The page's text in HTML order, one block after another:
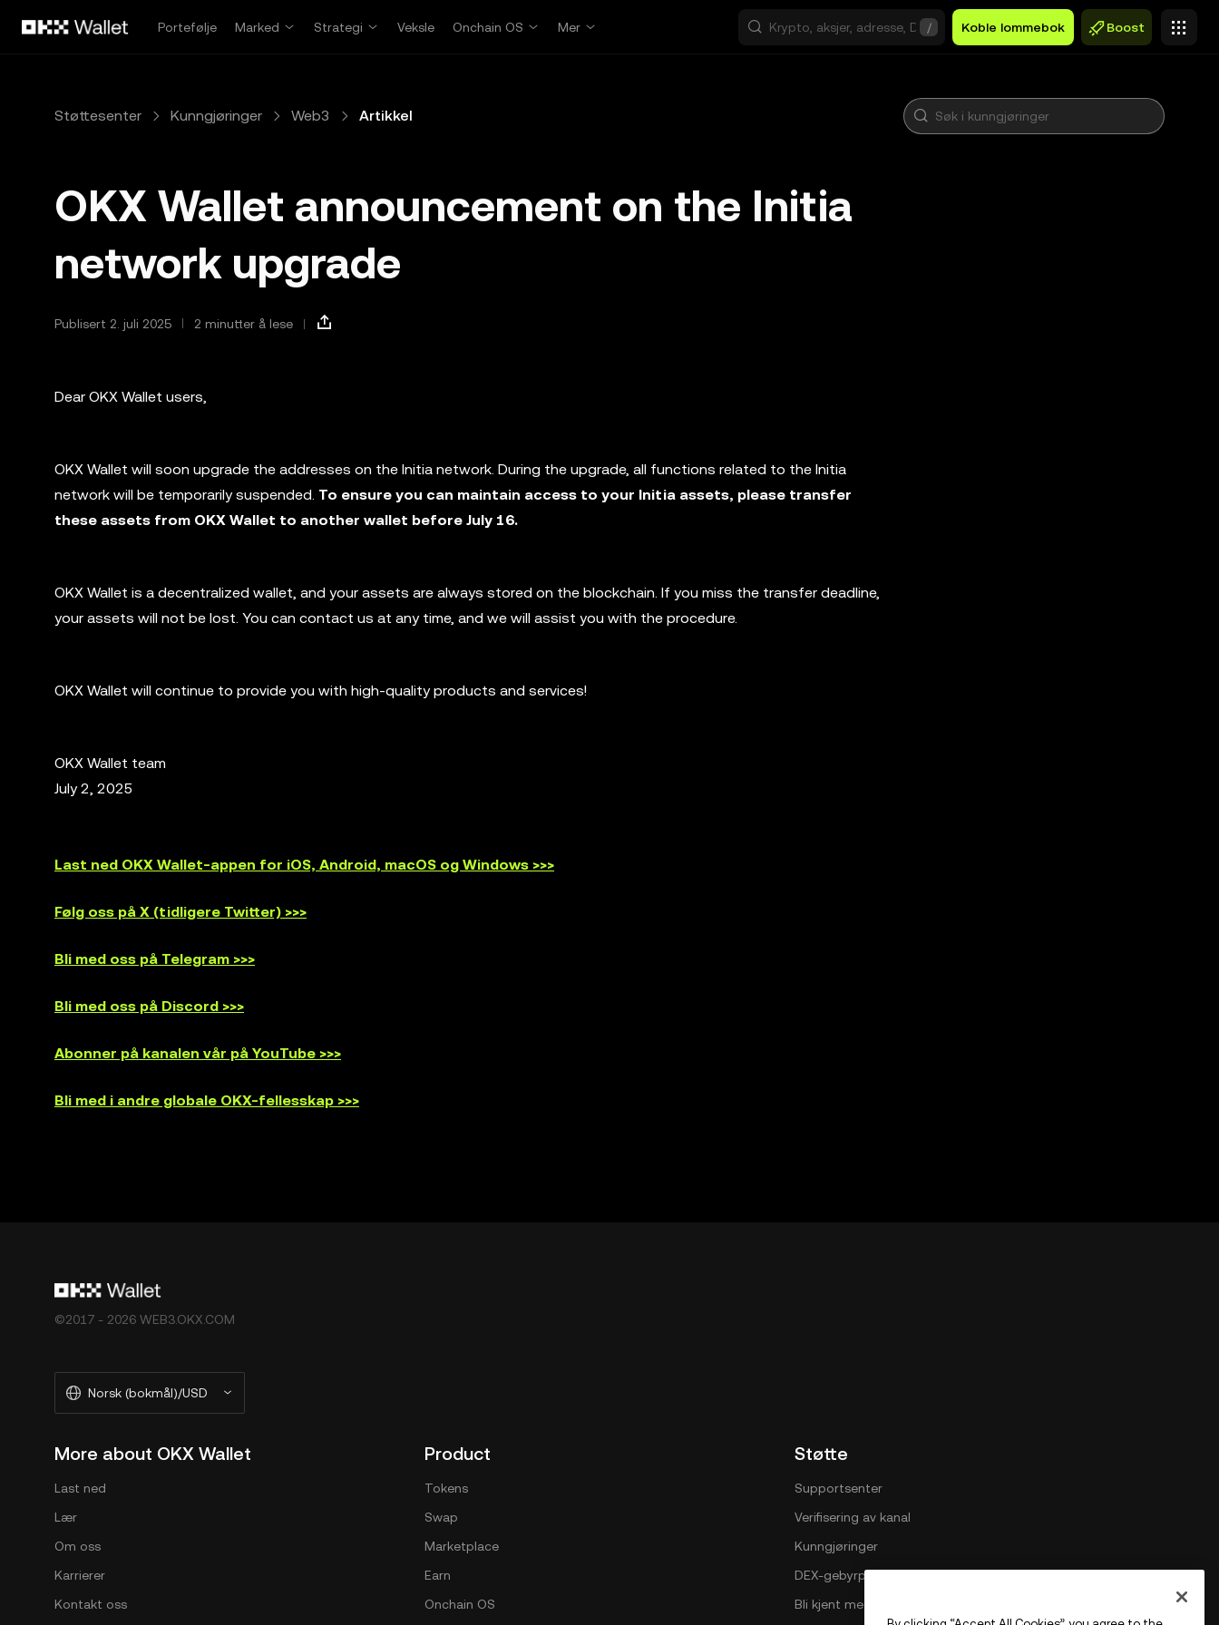
Portefølje
Marked Strategi Veksle Onchain OS Mer / Koble lommebok Boost
Støttesenter Kunngjøringer Web3 Artikkel
OKX Wallet announcement on the Initia
network upgrade
Publisert 2. juli 2025 2 minutter å lese
Dear OKX Wallet users,
OKX Wallet will soon upgrade the addresses on the Initia network. During the upgrade, all functions related to the Initia
network will be temporarily suspended. To ensure you can maintain access to your Initia assets, please transfer
these assets from OKX Wallet to another wallet before July 16.
OKX Wallet is a decentralized wallet, and your assets are always stored on the blockchain. If you miss the transfer deadline,
your assets will not be lost. You can contact us at any time, and we will assist you with the procedure.
OKX Wallet will continue to provide you with high-quality products and services!
OKX Wallet team
July 2, 2025
Last ned OKX Wallet-appen for iOS, Android, macOS og Windows >>>
Følg oss på X (tidligere Twitter) >>>
Bli med oss på Telegram >>>
Bli med oss på Discord >>>
Abonner på kanalen vår på YouTube >>>
Bli med i andre globale OKX-fellesskap >>>
©2017 - 2026 WEB3.OKX.COM
Norsk (bokmål)/USD
More about OKX Wallet
Last ned
Lær
Om oss
Karrierer
Kontakt oss
Product
Tokens
Swap
Marketplace
Earn
Onchain OS
Støtte
Supportsenter
Verifisering av kanal
Kunngjøringer
DEX-gebyrplan
Bli kjent med OKX